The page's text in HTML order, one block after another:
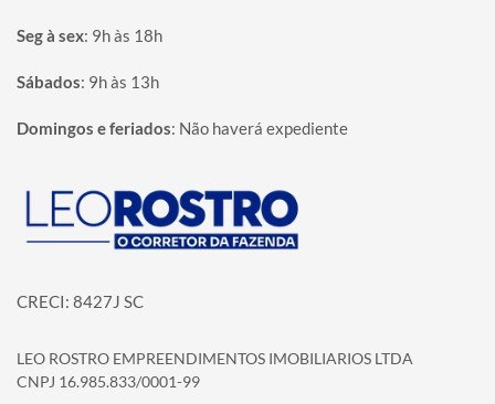
Seg à sex: 9h às 18h
Sábados: 9h às 13h
Domingos e feriados: Não haverá expediente
Página inicial
CRECI: 8427J SC
LEO ROSTRO EMPREENDIMENTOS IMOBILIARIOS LTDA
CNPJ 16.985.833/0001-99